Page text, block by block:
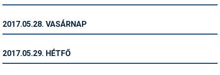
2017.05.28. VASÁRNAP
2017.05.29. HÉTFŐ